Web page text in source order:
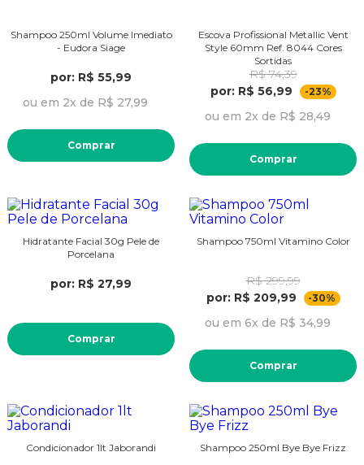
Shampoo 250ml Volume Imediato
- Eudora Siage
por: R$ 55,99
ou em 2x de R$ 27,99
Comprar
Escova Profissional Metallic Vent
Style 60mm Ref. 8044 Cores
Sortidas
R$ 74,39
por: R$ 56,99
-23%
ou em 2x de R$ 28,49
Comprar
Hidratante Facial 30g Pele de
Porcelana
por: R$ 27,99
Comprar
Shampoo 750ml Vitamino Color
R$ 299,99
por: R$ 209,99
-30%
ou em 6x de R$ 34,99
Comprar
Condicionador 1lt Jaborandi Shampoo 250ml Bye Bye Frizz